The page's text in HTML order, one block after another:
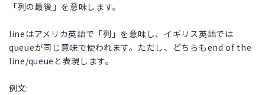
「列の最後」を意味します。
lineはアメリカ英語で「列」を意味し、イギリス英語では
queueが同じ意味で使われます。ただし、どちらもend of the
line/queueと表現します。
例文: